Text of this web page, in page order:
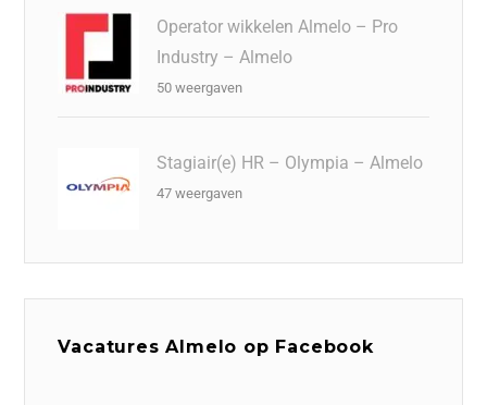
Operator wikkelen Almelo – Pro
Industry – Almelo
50 weergaven
Stagiair(e) HR – Olympia – Almelo
47 weergaven
Vacatures Almelo op Facebook